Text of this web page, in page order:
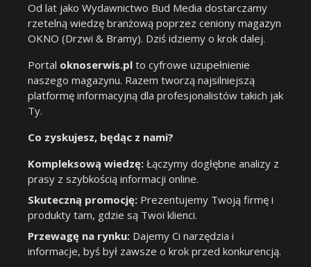
Od lat jako Wydawnictwo Bud Media dostarczamy
rzetelną wiedzę branżową poprzez ceniony magazyn
OKNO (Drzwi & Bramy). Dziś idziemy o krok dalej.
Portal oknoserwis.pl to cyfrowe uzupełnienie
naszego magazynu. Razem tworzą najsilniejszą
platformę informacyjną dla profesjonalistów takich jak
Ty.
Co zyskujesz, będąc z nami?
Kompleksową wiedzę: Łączymy dogłębne analizy z
prasy z szybkością informacji online.
Skuteczną promocję: Prezentujemy Twoją firmę i
produkty tam, gdzie są Twoi klienci.
Przewagę na rynku: Dajemy Ci narzędzia i
informacje, byś był zawsze o krok przed konkurencją.